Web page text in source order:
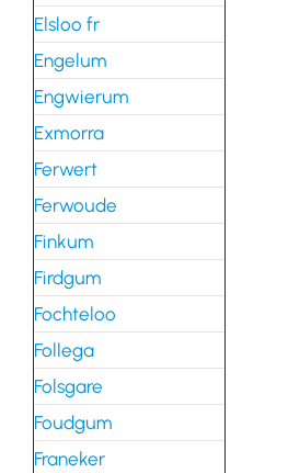
Elsloo fr
Engelum
Engwierum
Exmorra
Ferwert
Ferwoude
Finkum
Firdgum
Fochteloo
Follega
Folsgare
Foudgum
Franeker